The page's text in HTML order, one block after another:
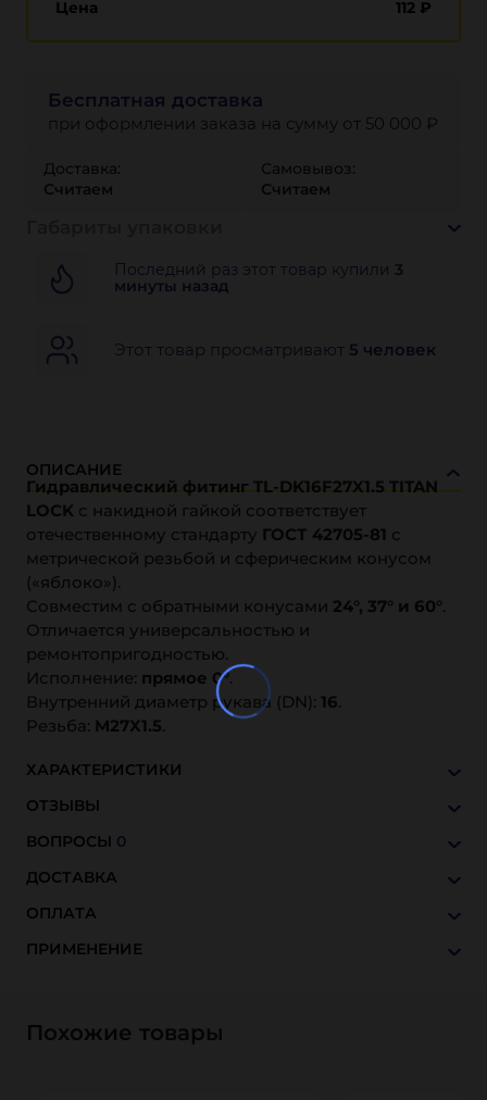
Цена 112 ₽
Бесплатная доставка
при оформлении заказа на сумму от 50 000 ₽
Доставка:
Считаем
Самовывоз:
Считаем
Последний раз этот товар купили 3
минуты назад
Этот товар просматривают 5 человек
ОПИСАНИЕ
Гидравлический фитинг TL-DK16F27X1.5 TITAN
LOCK с накидной гайкой соответствует
отечественному стандарту ГОСТ 42705-81 с
метрической резьбой и сферическим конусом
(«яблоко»).
Совместим с обратными конусами 24°, 37° и 60°.
Отличается универсальностью и
ремонтопригодностью.
Исполнение: прямое 0°.
Внутренний диаметр рукава (DN): 16.
Резьба: M27X1.5.
ХАРАКТЕРИСТИКИ
ОТЗЫВЫ
ВОПРОСЫ 0
ДОСТАВКА
ОПЛАТА
ПРИМЕНЕНИЕ
Похожие товары